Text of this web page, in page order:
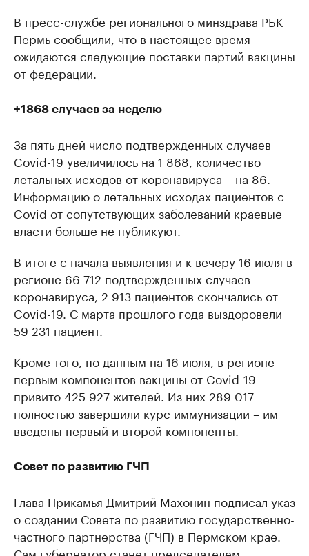
В пресс-службе регионального минздрава РБК
Пермь сообщили, что в настоящее время
ожидаются следующие поставки партий вакцины
от федерации.
+1868 случаев за неделю
За пять дней число подтвержденных случаев
Covid-19 увеличилось на 1 868, количество
летальных исходов от коронавируса – на 86.
Информацию о летальных исходах пациентов с
Covid от сопутствующих заболеваний краевые
власти больше не публикуют.
В итоге с начала выявления и к вечеру 16 июля в
регионе 66 712 подтвержденных случаев
коронавируса, 2 913 пациентов скончались от
Covid-19. С марта прошлого года выздоровели
59 231 пациент.
Кроме того, по данным на 16 июля, в регионе
первым компонентов вакцины от Covid-19
привито 425 927 жителей. Из них 289 017
полностью завершили курс иммунизации – им
введены первый и второй компоненты.
Совет по развитию ГЧП
Глава Прикамья Дмитрий Махонин подписал указ
о создании Совета по развитию государственно-
частного партнерства (ГЧП) в Пермском крае.